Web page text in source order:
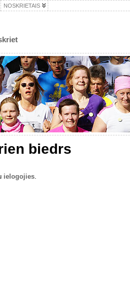
NOSKRIETAIS
biedrs
ielogojies.